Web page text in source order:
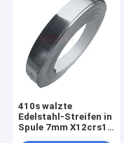
410s walzte
Edelstahl-Streifen in
Spule 7mm X12crs13